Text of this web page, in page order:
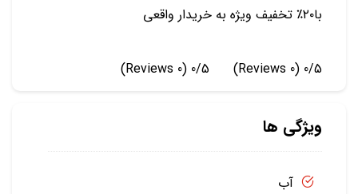
با۲۰٪ تخفیف ویژه به خریدار واقعی
0/5
(0 Reviews)
0/5
(0 Reviews)
ویژگی ها
آب